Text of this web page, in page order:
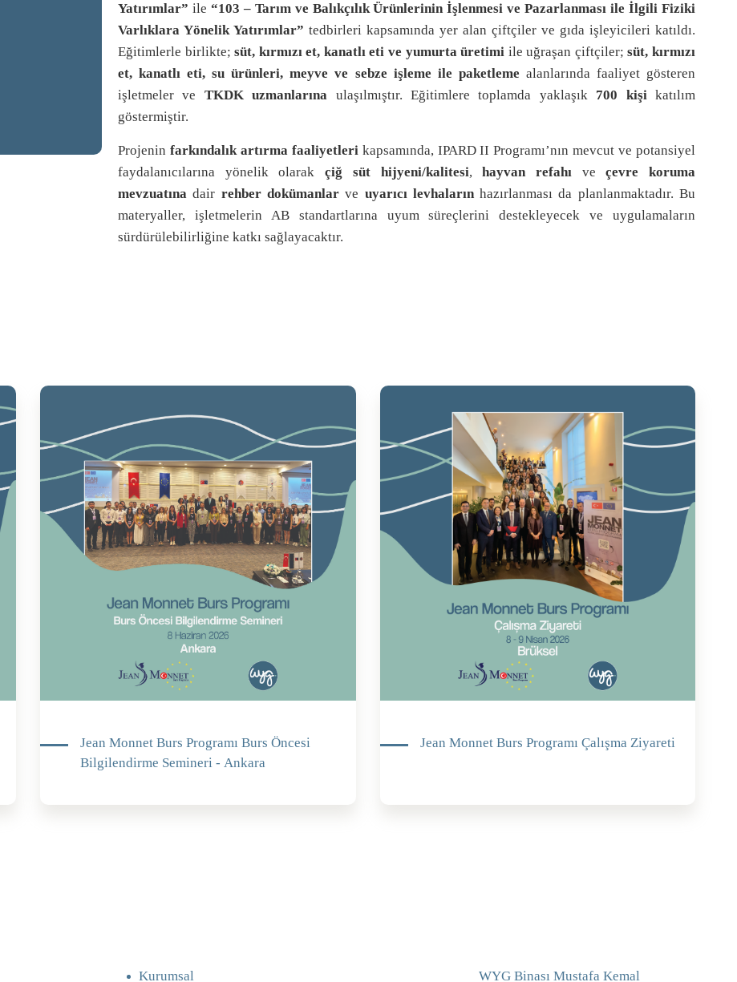
Yatırımlar” ile “103 – Tarım ve Balıkçılık Ürünlerinin İşlenmesi ve Pazarlanması ile İlgili Fiziki
Varlıklara Yönelik Yatırımlar” tedbirleri kapsamında yer alan çiftçiler ve gıda işleyicileri katıldı.
Eğitimlerle birlikte;süt, kırmızı et, kanatlı eti ve yumurta üretimi ile uğraşan çiftçiler;süt, kırmızı
et, kanatlı eti, su ürünleri, meyve ve sebze işleme ile paketleme alanlarında faaliyet gösteren
işletmeler ve TKDK uzmanlarına ulaşılmıştır. Eğitimlere toplamda yaklaşık 700 kişikatılım
göstermiştir.
Projenin farkındalık artırma faaliyetlerikapsamında, IPARD II Programı’nın mevcut ve potansiyel
faydalanıcılarına yönelik olarakçiğ süt hijyeni/kalitesi,hayvan refahıveçevre koruma
mevzuatına dair rehber dokümanlarve uyarıcı levhalarınhazırlanması da planlanmaktadır. Bu
materyaller, işletmelerin AB standartlarına uyum süreçlerini destekleyecek ve uygulamaların
sürdürülebilirliğine katkı sağlayacaktır.
Jean Monnet Burs Programı Burs Öncesi
Bilgilendirme Semineri - Ankara
Jean Monnet Burs Programı Çalışma Ziyareti
Kurumsal WYG Binası Mustafa Kemal